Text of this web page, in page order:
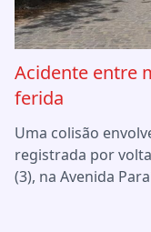
Acidente entre
ferida
Uma colisão
registrada por
(3), na Avenida